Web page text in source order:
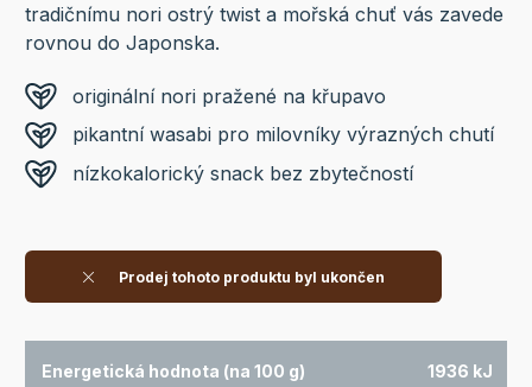
tradičnímu nori ostrý twist a mořská chuť vás zavede
rovnou do Japonska.
originální nori pražené na křupavo
pikantní wasabi pro milovníky výrazných chutí
nízkokalorický snack bez zbytečností
Prodej tohoto produktu byl ukončen
Energetická hodnota (na 100 g) 1936 kJ